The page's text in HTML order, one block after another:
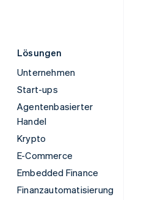
Lösungen
Unternehmen
Start-ups
Agentenbasierter
Handel
Krypto
E-Commerce
Embedded Finance
Finanzautomatisierung